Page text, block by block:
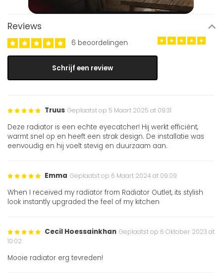
Reviews
6 beoordelingen
Schrijf een review
Truus Geplaatst op 5 Maart 2025 at 09:31
Deze radiator is een echte eyecatcher! Hij werkt efficiënt,
warmt snel op en heeft een strak design. De installatie was
eenvoudig en hij voelt stevig en duurzaam aan.
Emma Geplaatst op 6 Maart 2024 at 09:09
When I received my radiator from Radiator Outlet, its stylish
look instantly upgraded the feel of my kitchen
Cecil Hoessainkhan Geplaatst op 6 Oktober 2023 at
10:02
Mooie radiator erg tevreden!